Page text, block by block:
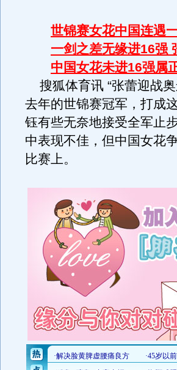
世锦赛女花中国连遇
一剑之差无缘进16强
中国女花未进16强属
搜狐体育讯 “张蕾迎战
去年的世锦赛冠军，打成
钰有些无奈地接受全军止
中表现不佳，但中国女花
比赛上。